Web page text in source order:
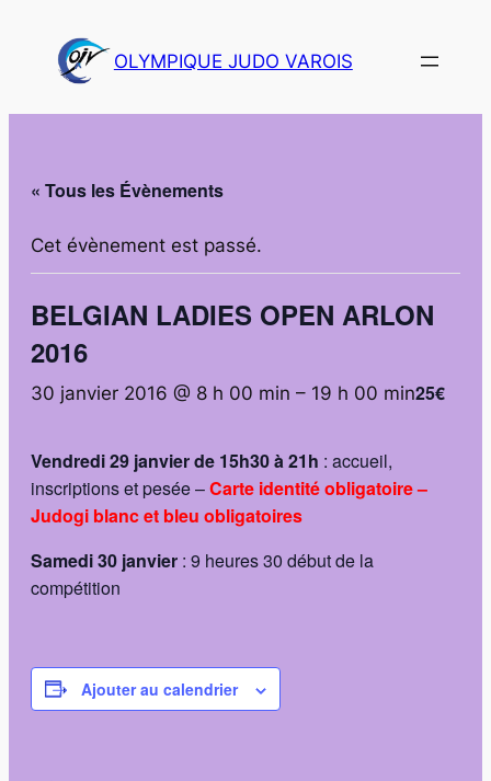
OLYMPIQUE JUDO VAROIS
« Tous les Évènements
Cet évènement est passé.
BELGIAN LADIES OPEN ARLON
2016
30 janvier 2016 @ 8 h 00 min – 19 h 00 min25€
Vendredi 29 janvier de 15h30 à 21h : accueil,
inscriptions et pesée –Carte identité obligatoire –
Judogi blanc et bleu obligatoires
Samedi 30 janvier : 9 heures 30 début de la
compétition
Ajouter au calendrier